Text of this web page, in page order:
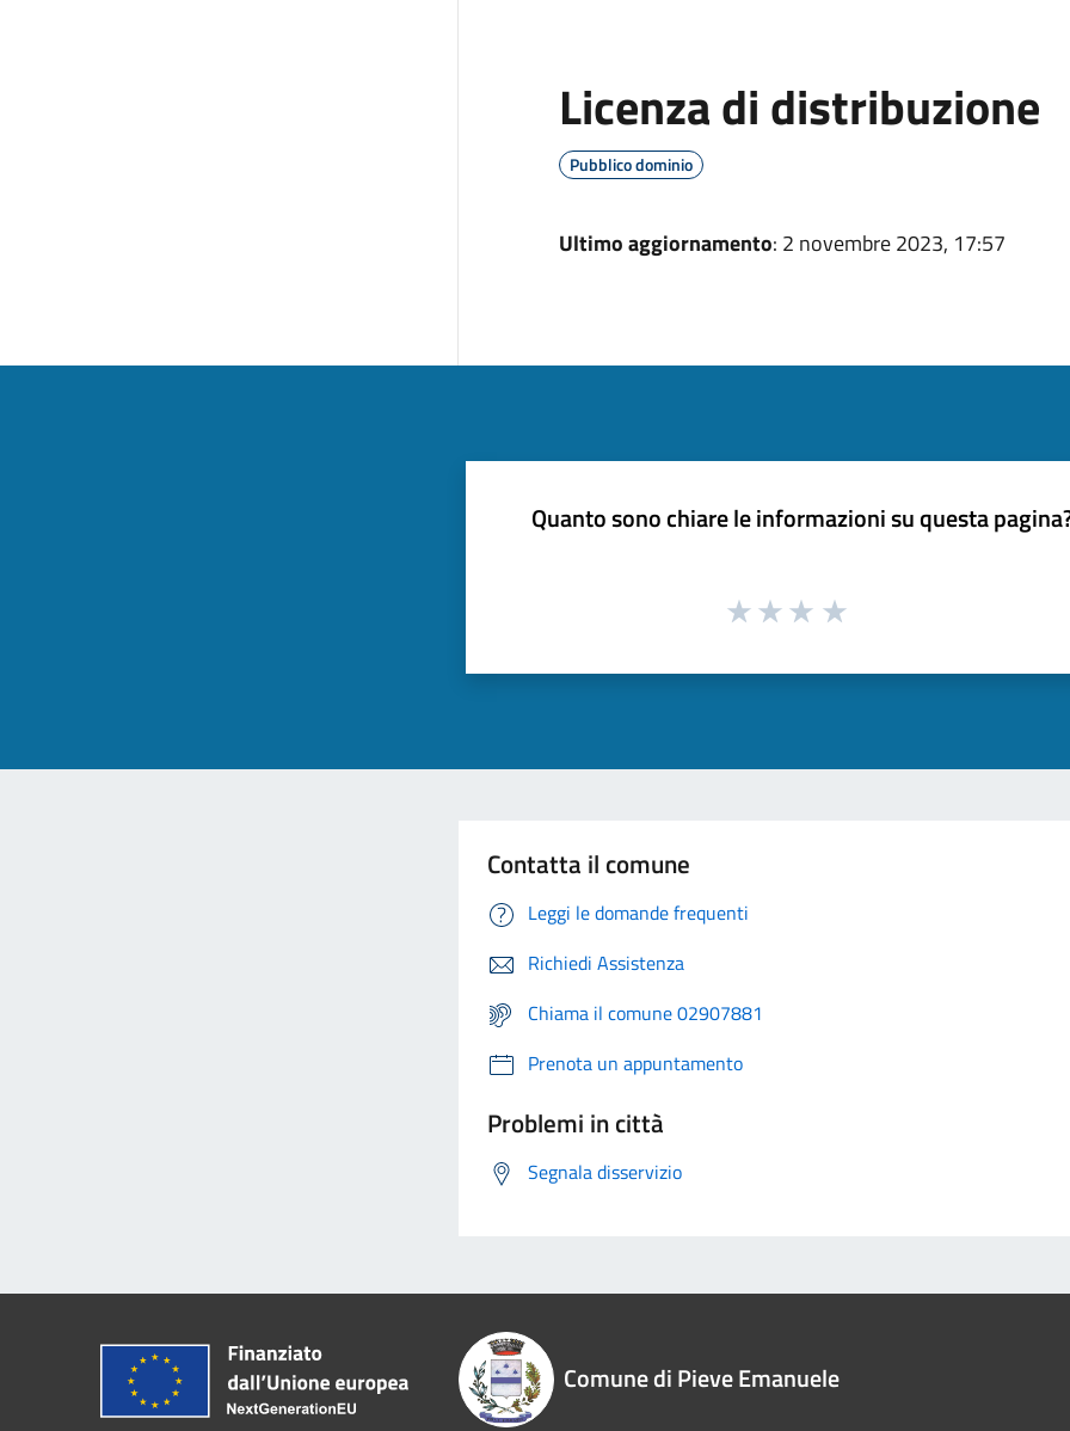
Licenza di distribuzione
Pubblico dominio
Ultimo aggiornamento: 2 novembre 2023, 17:57
Quanto sono chiare le informazioni su questa
Contatta il comune
Leggi le domande frequenti
Richiedi Assistenza
Chiama il comune 02907881
Prenota un appuntamento
Problemi in città
Segnala disservizio
Comune di Pieve Emanuele